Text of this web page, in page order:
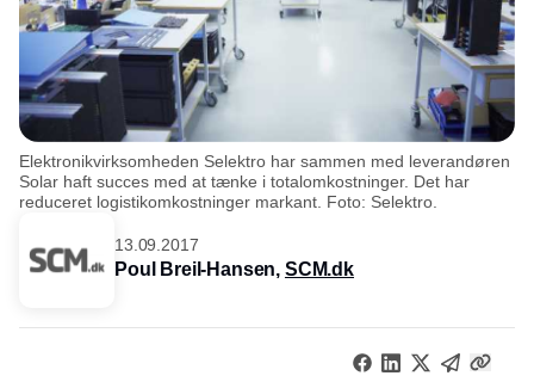
Elektronikvirksomheden Selektro har sammen med leverandøren
Solar haft succes med at tænke i totalomkostninger. Det har
reduceret logistikomkostninger markant. Foto: Selektro.
13.09.2017
Poul Breil-Hansen, SCM.dk